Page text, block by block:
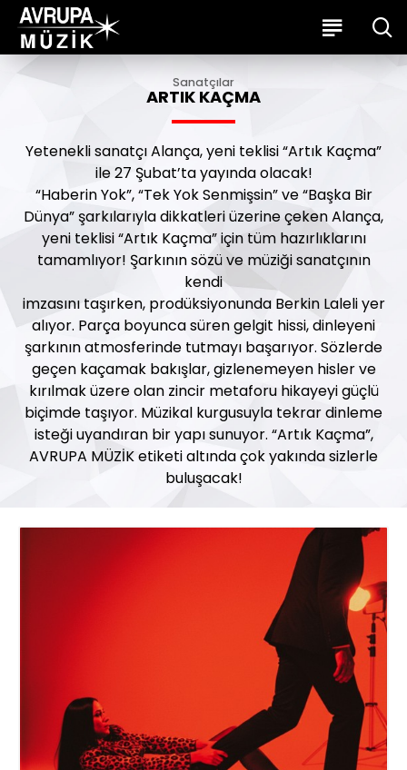
Sanatçılar
ARTIK KAÇMA
Yetenekli sanatçı Alança, yeni teklisi “Artık Kaçma”
ile 27 Şubat’ta yayında olacak!
“Haberin Yok”, “Tek Yok Senmişsin” ve “Başka Bir
Dünya” şarkılarıyla dikkatleri üzerine çeken Alança,
yeni teklisi “Artık Kaçma” için tüm hazırlıklarını
tamamlıyor! Şarkının sözü ve müziği sanatçının
kendi
imzasını taşırken, prodüksiyonunda Berkin Laleli yer
alıyor. Parça boyunca süren gelgit hissi, dinleyeni
şarkının atmosferinde tutmayı başarıyor. Sözlerde
geçen kaçamak bakışlar, gizlenemeyen hisler ve
kırılmak üzere olan zincir metaforu hikayeyi güçlü
biçimde taşıyor. Müzikal kurgusuyla tekrar dinleme
isteği uyandıran bir yapı sunuyor. “Artık Kaçma”,
AVRUPA MÜZİK etiketi altında çok yakında sizlerle
buluşacak!